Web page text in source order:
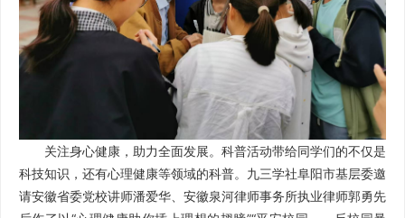
关注身心健康，助力全面发展。科普活动带给同学们的不仅是
科技知识，还有心理健康等领域的科普。九三学社阜阳市基层委邀
请安徽省委党校讲师潘爱华、安徽泉河律师事务所执业律师郭勇先